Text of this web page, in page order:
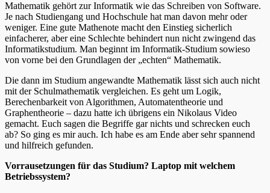
Mathematik gehört zur Informatik wie das Schreiben von Software.
Je nach Studiengang und Hochschule hat man davon mehr oder
weniger. Eine gute Mathenote macht den Einstieg sicherlich
einfacherer, aber eine Schlechte behindert nun nicht zwingend das
Informatikstudium. Man beginnt im Informatik-Studium sowieso
von vorne bei den Grundlagen der „echten“ Mathematik.
Die dann im Studium angewandte Mathematik lässt sich auch nicht
mit der Schulmathematik vergleichen. Es geht um Logik,
Berechenbarkeit von Algorithmen, Automatentheorie und
Graphentheorie – dazu hatte ich übrigens ein Nikolaus Video
gemacht. Euch sagen die Begriffe gar nichts und schrecken euch
ab? So ging es mir auch. Ich habe es am Ende aber sehr spannend
und hilfreich gefunden.
Vorrausetzungen für das Studium? Laptop mit welchem
Betriebssystem?